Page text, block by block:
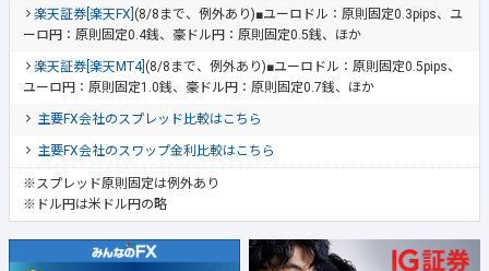
楽天証券[楽天FX] (8/8まで、例外あり)■ユーロドル：原則固定0.3pips、ユ
ーロ円：原則固定0.4銭、豪ドル円：原則固定0.5銭、ほか
楽天証券[楽天MT4] (8/8まで、例外あり)■ユーロドル：原則固定0.5pips、
ユーロ円：原則固定1.0銭、豪ドル円：原則固定0.7銭、ほか
主要FX会社のスプレッド比較はこちら
主要FX会社のスワップ金利比較はこちら
※スプレッド原則固定は例外あり
※ドル円は米ドル円の略